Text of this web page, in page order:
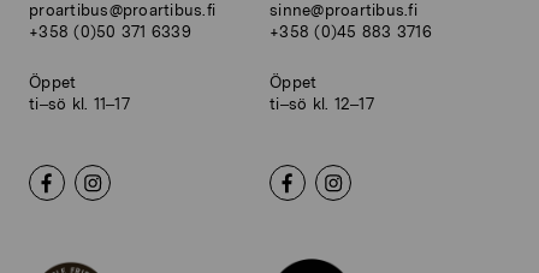
proartibus@proartibus.fi
+358 (0)50 371 6339
Öppet
ti–sö kl. 11–17
sinne@proartibus.fi
+358 (0)45 883 3716
Öppet
ti–sö kl. 12–17